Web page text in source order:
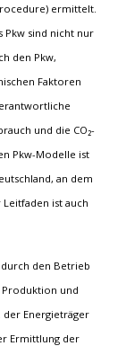
ermittelt.
Pkw sind nicht nur
den Pkw,
Faktoren
und die CO₂-
Pkw-Modelle ist
an dem
ist auch
durch den Betrieb
Produktion und
der Energieträger
Ermittlung der